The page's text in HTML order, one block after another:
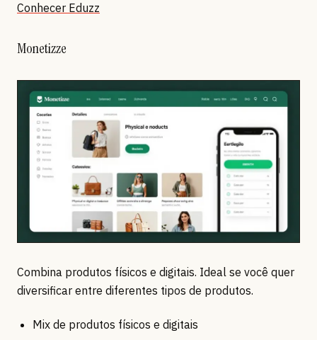
Conhecer Eduzz
Monetizze
Combina produtos físicos e digitais. Ideal se você quer
diversificar entre diferentes tipos de produtos.
Mix de produtos físicos e digitais